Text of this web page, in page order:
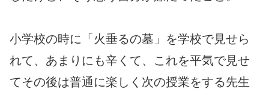
小学校の時に「火垂るの墓」を学校で見せら
れて、あまりにも辛くて、これを平気で見せ
てその後は普通に楽しく次の授業をする先生